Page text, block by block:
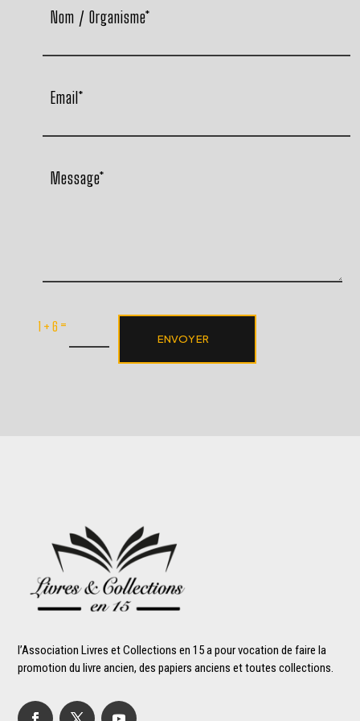
1 + 6 =
ENVOYER
l’Association Livres et Collections en 15 a pour vocation de faire la
promotion du livre ancien, des papiers anciens et toutes collections.